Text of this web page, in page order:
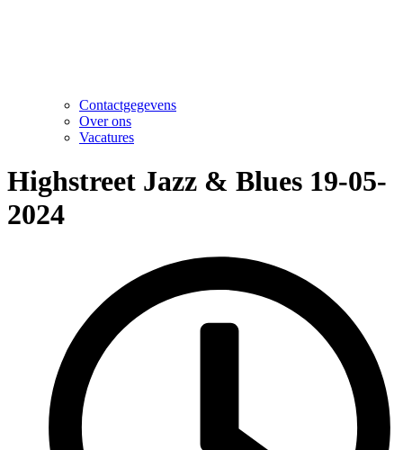
Contactgegevens
Over ons
Vacatures
Highstreet Jazz & Blues 19-05-
2024